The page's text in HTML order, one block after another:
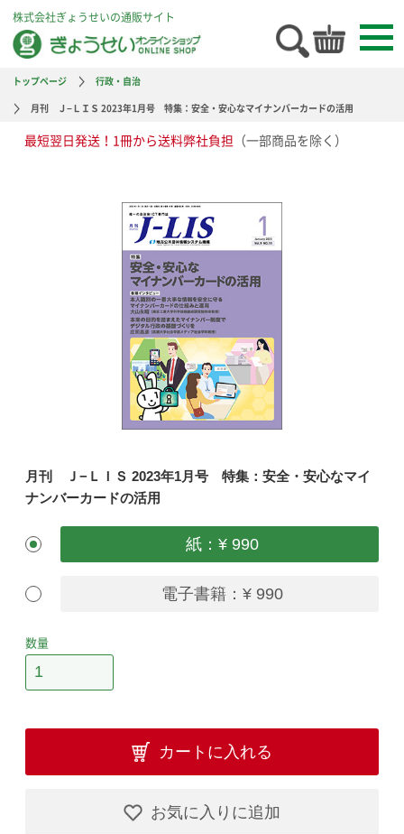
株式会社ぎょうせいの通販サイト
トップページ
行政・自治
月刊 Ｊ−ＬＩＳ 2023年1月号 特集：安全・安心なマイナンバーカードの活用
最短翌日発送！1冊から送料弊社負担 （一部商品を除く）
月刊 Ｊ−ＬＩＳ 2023年1月号 特集：安全・安心なマイ
ナンバーカードの活用
紙：¥ 990
電子書籍：¥ 990
数量
カートに入れる
お気に入りに追加